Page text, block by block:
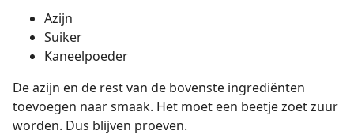
Azijn
Suiker
Kaneelpoeder
De azijn en de rest van de bovenste ingrediënten
toevoegen naar smaak. Het moet een beetje zoet zuur
worden. Dus blijven proeven.